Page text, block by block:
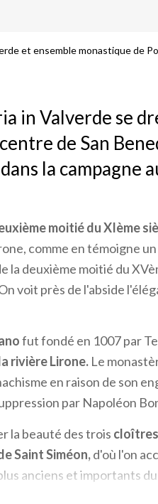
et ensemble monastique de
in Valverde se
de San
la campagne
moitié du XIème
comme en témoigne
la deuxième moitié du
voit près de l'abside
fut fondé en 1007 par
rivière Lirone. Le
en raison de son
par Napoléon
la beauté des trois
Saint Siméon,d'où l'on
anciens et importants